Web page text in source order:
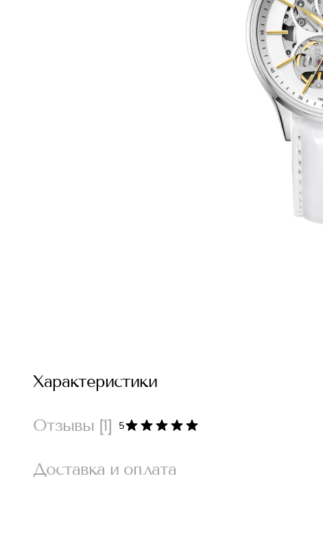
Характеристики
Отзывы [1] 5
Доставка и оплата